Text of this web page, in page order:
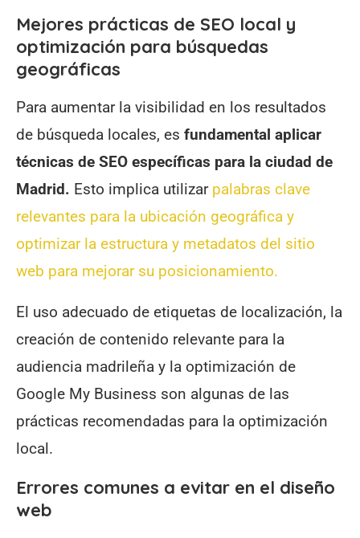
Mejores prácticas de SEO local y
optimización para búsquedas
geográficas
Para aumentar la visibilidad en los resultados
de búsqueda locales, es fundamental aplicar
técnicas de SEO específicas para la ciudad de
Madrid. Esto implica utilizar palabras clave
relevantes para la ubicación geográfica y
optimizar la estructura y metadatos del sitio
web para mejorar su posicionamiento.
El uso adecuado de etiquetas de localización, la
creación de contenido relevante para la
audiencia madrileña y la optimización de
Google My Business son algunas de las
prácticas recomendadas para la optimización
local.
Errores comunes a evitar en el diseño
web